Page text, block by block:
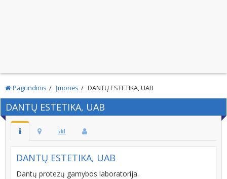
Pagrindinis Įmonės DANTŲ ESTETIKA, UAB
DANTŲ ESTETIKA, UAB
DANTŲ ESTETIKA, UAB
Dantų protezų gamybos laboratorija.